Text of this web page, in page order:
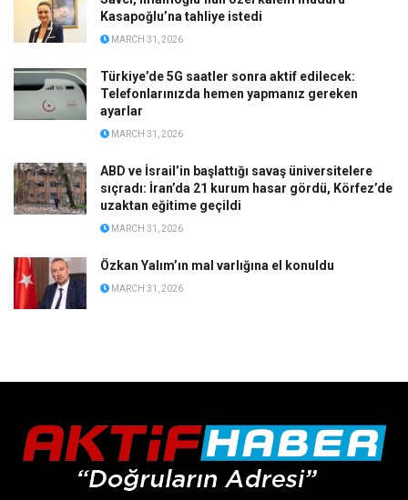
Kasapoğlu’na tahliye istedi
MARCH 31, 2026
Türkiye’de 5G saatler sonra aktif edilecek:
Telefonlarınızda hemen yapmanız gereken
ayarlar
MARCH 31, 2026
ABD ve İsrail’in başlattığı savaş üniversitelere
sıçradı: İran’da 21 kurum hasar gördü, Körfez’de
uzaktan eğitime geçildi
MARCH 31, 2026
Özkan Yalım’ın mal varlığına el konuldu
MARCH 31, 2026